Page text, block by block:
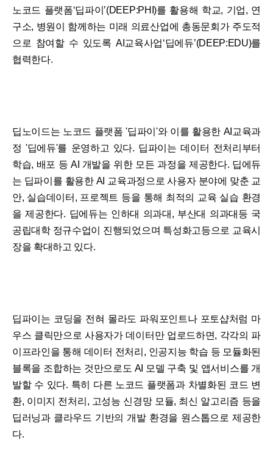
노코드 플랫폼‘딥파이’(DEEP:PHI)를 활용해 학교, 기업, 연
구소, 병원이 함께하는 미래 의료산업에 총동문회가 주도적
으로 참여할 수 있도록 AI교육사업‘딥에듀’(DEEP:EDU)를
협력한다.
딥노이드는 노코드 플랫폼 '딥파이'와 이를 활용한 AI교육과
정 '딥에듀'를 운영하고 있다. 딥파이는 데이터 전처리부터
학습, 배포 등 AI 개발을 위한 모든 과정을 제공한다. 딥에듀
는 딥파이를 활용한 AI 교육과정으로 사용자 분야에 맞춘 교
안, 실습데이터, 프로젝트 등을 통해 최적의 교육 실습 환경
을 제공한다. 딥에듀는 인하대 의과대, 부산대 의과대등 국
공립대학 정규수업이 진행되었으며 특성화고등으로 교육시
장을 확대하고 있다.
딥파이는 코딩을 전혀 몰라도 파워포인트나 포토샵처럼 마
우스 클릭만으로 사용자가 데이터만 업로드하면, 각각의 파
이프라인을 통해 데이터 전처리, 인공지능 학습 등 모듈화된
블록을 조합하는 것만으로도 AI 모델 구축 및 앱서비스를 개
발할 수 있다. 특히 다른 노코드 플랫폼과 차별화된 코드 변
환, 이미지 전처리, 고성능 신경망 모듈, 최신 알고리즘 등을
딥러닝과 클라우드 기반의 개발 환경을 원스톱으로 제공한
다.